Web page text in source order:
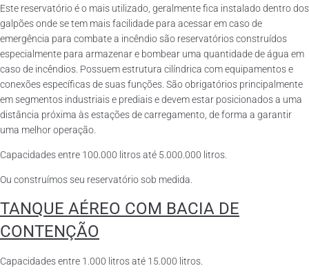
Este reservatório é o mais utilizado, geralmente fica instalado dentro dos
galpões onde se tem mais facilidade para acessar em caso de
emergência para combate a incêndio são reservatórios construídos
especialmente para armazenar e bombear uma quantidade de água em
caso de incêndios. Possuem estrutura cilíndrica com equipamentos e
conexões específicas de suas funções. São obrigatórios principalmente
em segmentos industriais e prediais e devem estar posicionados a uma
distância próxima às estações de carregamento, de forma a garantir
uma melhor operação.
Capacidades entre 100.000 litros até 5.000.000 litros.
Ou construímos seu reservatório sob medida.
TANQUE AÉREO COM BACIA DE
CONTENÇÃO
Capacidades entre 1.000 litros até 15.000 litros.